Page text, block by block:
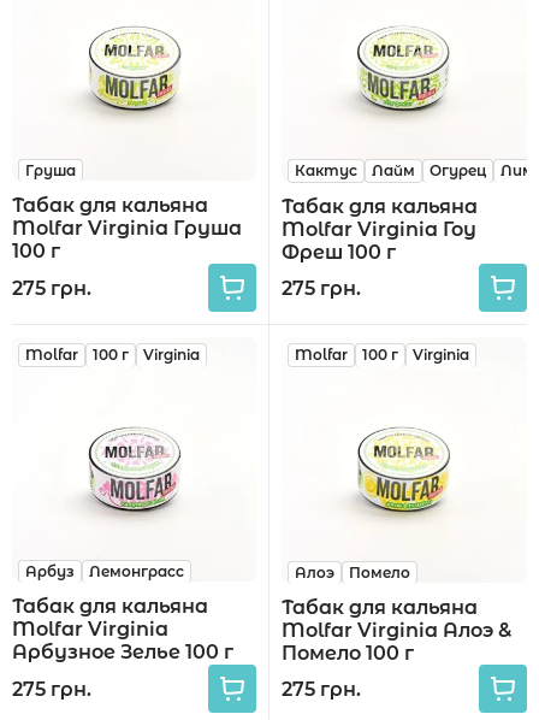
Груша
Табак для кальяна
Molfar Virginia Груша
100 г
275 грн.
Кактус Лайм Огурец
Табак для кальяна
Molfar Virginia Гоу
Фреш 100 г
275 грн.
Molfar 100 г Virginia
Арбуз Лемонграсс
Табак для кальяна
Molfar Virginia
Арбузное Зелье 100 г
275 грн.
Molfar 100 г Virginia
Алоэ Помело
Табак для кальяна
Molfar Virginia Алоэ &
Помело 100 г
275 грн.